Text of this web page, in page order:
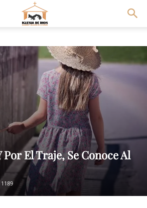
Por El Traje, Se Conoce Al
1189